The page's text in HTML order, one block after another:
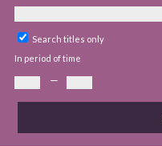
Search titles only
In period of time
—